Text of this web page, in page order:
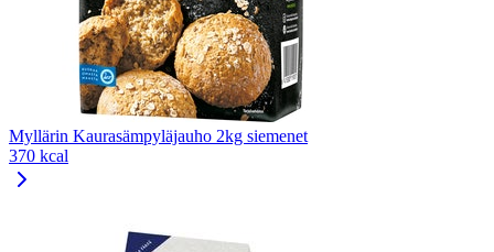
Myllärin Kaurasämpyläjauho 2kg siemenet
370 kcal